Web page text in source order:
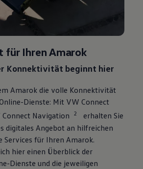
für IhrenAmarok
Konnektivität beginnt hier
Amarok die volle Konnektivität
Dienste: Mit VW Connect
Connect Navigation 2
erhalten Sie
digitales Angebot an hilfreichen
Services für Ihren Amarok.
hier einen Überblick der
Dienste und die jeweiligen